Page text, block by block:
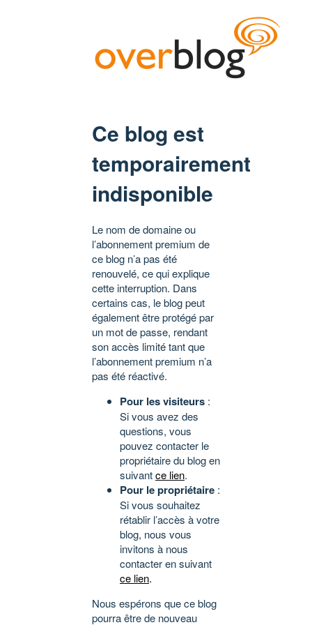
Ce blog est
temporairement
indisponible
Le nom de domaine ou
l’abonnement premium de
ce blog n’a pas été
renouvelé, ce qui explique
cette interruption. Dans
certains cas, le blog peut
également être protégé par
un mot de passe, rendant
son accès limité tant que
l’abonnement premium n’a
pas été réactivé.
Pour les visiteurs :
Si vous avez des
questions, vous
pouvez contacter le
propriétaire du blog en
suivantce lien.
Pour le propriétaire :
Si vous souhaitez
rétablir l’accès à votre
blog, nous vous
invitons à nous
contacter en suivant
ce lien.
Nous espérons que ce blog
pourra être de nouveau